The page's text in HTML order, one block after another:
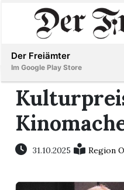
Immobilien
Veranstaltungen
Stellen
Inserieren
31.10.2025 Region
Der Freiämter
Im Google Play Store